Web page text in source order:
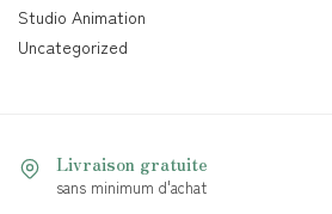
Studio Animation
Uncategorized
Livraison gratuite
sans minimum d'achat